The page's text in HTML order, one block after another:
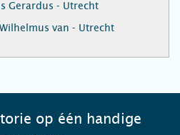
Gerardus - Utrecht
van - Utrecht
op één handige